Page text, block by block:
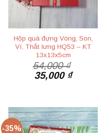
Hộp quà đựng Vòng, Son,
Ví, Thắt lưng HQ53 – KT
13x13x5cm
54,000₫
Giá
35,000 ₫Giá
35,000
-35%